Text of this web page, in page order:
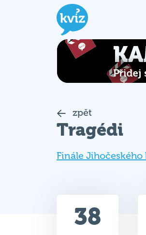
zpět
Tragédi
Finále Jihočeského
38